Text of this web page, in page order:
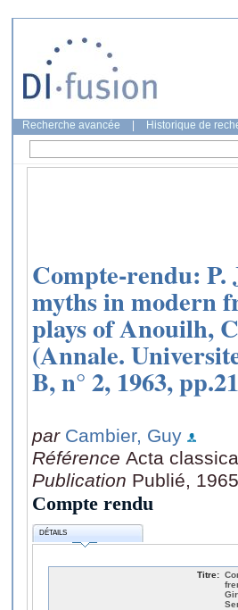
Recherche avancée Historique de
Compte-rendu:
myths in modern
plays of Anouilh,
(Annale.
B, n° 2, 1963,
par Cambier, Guy
Référence Acta
Publication Publié, 1965
Compte rendu
DÉTAILS
Titre: